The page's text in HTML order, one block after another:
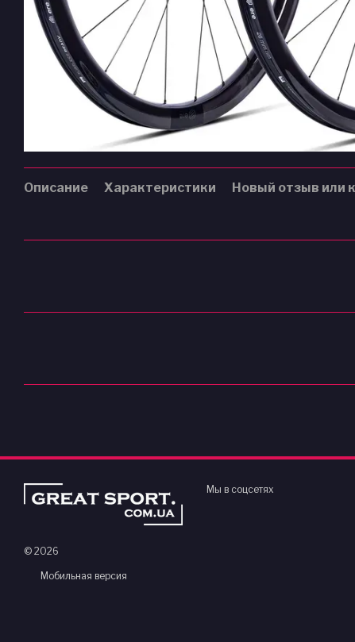
Описание Характеристики Новый отзыв или
© 2026
Мобильная версия
Мы в соцсетях